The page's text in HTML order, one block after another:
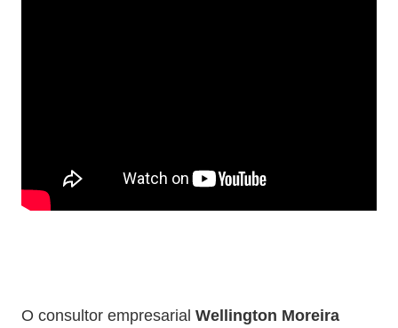
O consultor empresarial Wellington Moreira